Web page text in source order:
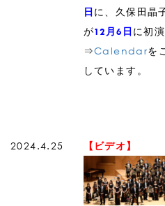
日 に、久保田晶
が12月6日 に初
⇒Calendarを
しています。
2024.4.25 【ビデオ】